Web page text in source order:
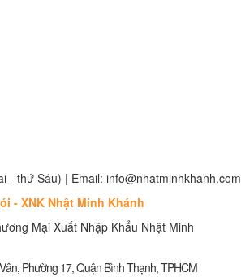
- thứ Sáu) | Email: info@nhatminhkhanh.com
- XNK Nhật Minh Khánh
Mại Xuất Nhập Khẩu Nhật Minh
Phường 17, Quận Bình Thạnh, TPHCM